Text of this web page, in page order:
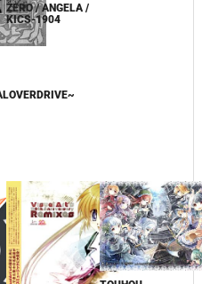
ZERO / ANGELA /
KICS-1904